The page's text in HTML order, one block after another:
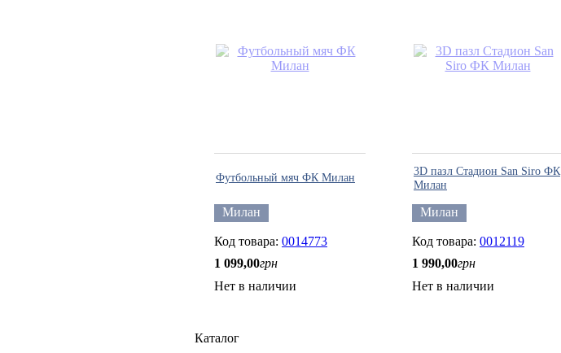
Футбольный мяч ФК Милан
Милан
0014773
1 099,00грн
Нет в наличии
3D пазл Стадион San Siro ФК
Милан
Милан
0012119
1 990,00грн
Нет в наличии
Каталог